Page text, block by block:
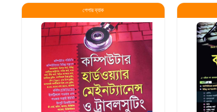
পেপার ব্যাক